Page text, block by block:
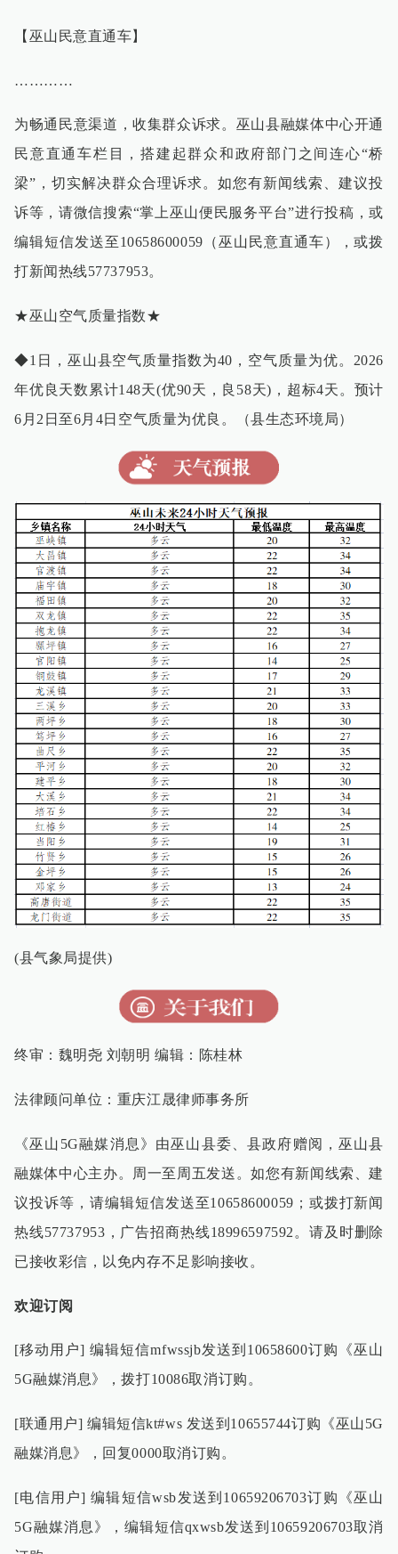
【巫山民意直通车】
…………
为畅通民意渠道，收集群众诉求。巫山县融媒体中心开通
民意直通车栏目，搭建起群众和政府部门之间连心“桥
梁”，切实解决群众合理诉求。如您有新闻线索、建议投
诉等，请微信搜索“掌上巫山便民服务平台”进行投稿，或
编辑短信发送至10658600059（巫山民意直通车），或拨
打新闻热线57737953。
★巫山空气质量指数★
◆1日，巫山县空气质量指数为40，空气质量为优。2026
年优良天数累计148天(优90天，良58天)，超标4天。预计
6月2日至6月4日空气质量为优良。（县生态环境局）
(县气象局提供)
终审：魏明尧 刘朝明 编辑：陈桂林
法律顾问单位：重庆江晟律师事务所
《巫山 5G融媒消息》由巫山县委、县政府赠阅，巫山县
融媒体中心主办。周一至周五发送。如您有新闻线索、建
议投诉等，请编辑短信发送至10658600059 ；或拨打新闻
热线57737953 ，广告招商热线18996597592 。请及时删除
已接收彩信，以免内存不足影响接收。
欢迎订阅
[移动用户] 编辑短信mfwssjb发送到 10658600订购《巫山
5G融媒消息》，拨打10086取消订购。
[联通用户] 编辑短信kt#ws 发送到 10655744订购《巫山5G
融媒消息》，回复0000取消订购。
[电信用户] 编辑短信wsb发送到 10659206703订购《巫山
5G融媒消息》，编辑短信qxwsb发送到 10659206703取消